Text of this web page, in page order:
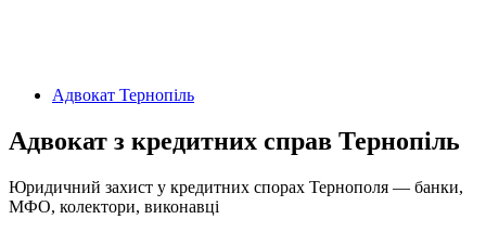
Адвокат Тернопіль
Адвокат з кредитних справ Тернопіль
Юридичний захист у кредитних спорах Тернополя — банки,
МФО, колектори, виконавці